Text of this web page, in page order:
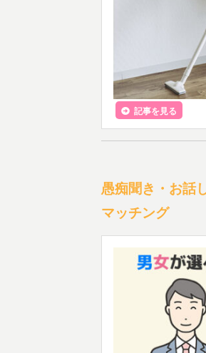
記事を見る
愚痴聞き・お話
マッチング